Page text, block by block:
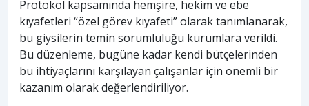
Protokol kapsamında hemşire, hekim ve ebe
kıyafetleri “özel görev kıyafeti” olarak tanımlanarak,
bu giysilerin temin sorumluluğu kurumlara verildi.
Bu düzenleme, bugüne kadar kendi bütçelerinden
bu ihtiyaçlarını karşılayan çalışanlar için önemli bir
kazanım olarak değerlendiriliyor.